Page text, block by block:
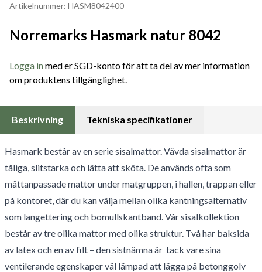
Artikelnummer: HASM8042400
Norremarks Hasmark natur 8042
Logga inmed er SGD-konto för att ta del av mer information
om produktens tillgänglighet.
Beskrivning Tekniska specifikationer
Hasmark består av en serie sisalmattor. Vävda sisalmattor är
tåliga, slitstarka och lätta att sköta. De används ofta som
måttanpassade mattor under matgruppen, i hallen, trappan eller
på kontoret, där du kan välja mellan olika kantningsalternativ
som langettering och bomullskantband. Vår sisalkollektion
består av tre olika mattor med olika struktur. Två har baksida
av latex och en av filt – den sistnämna är tack vare sina
ventilerande egenskaper väl lämpad att lägga på betonggolv